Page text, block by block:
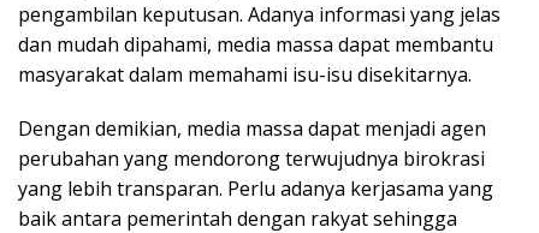
pengambilan keputusan. Adanya informasi yang jelas
dan mudah dipahami, media massa dapat membantu
masyarakat dalam memahami isu-isu disekitarnya.
Dengan demikian, media massa dapat menjadi agen
perubahan yang mendorong terwujudnya birokrasi
yang lebih transparan. Perlu adanya kerjasama yang
baik antara pemerintah dengan rakyat sehingga